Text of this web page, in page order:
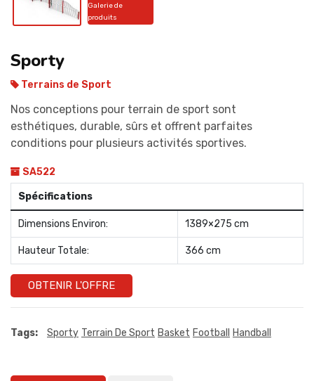
Galerie de
produits
Sporty
Terrains de Sport
Nos conceptions pour terrain de sport sont
esthétiques, durable, sûrs et offrent parfaites
conditions pour plusieurs activités sportives.
SA522
Spécifications
Dimensions Environ: 1389×275 cm
Hauteur Totale: 366 cm
OBTENIR L'OFFRE
Tags: Sporty Terrain De Sport Basket Football Handball